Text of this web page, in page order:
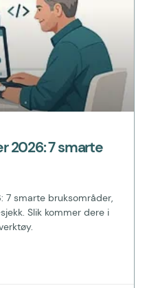
2026: 7 smarte
7 smarte bruksområder,
Slik kommer dere i